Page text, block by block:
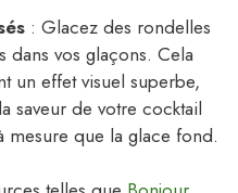
: Glacez des rondelles
vos glaçons. Cela
un effet visuel superbe,
saveur de votre cocktail
mesure que la glace fond.